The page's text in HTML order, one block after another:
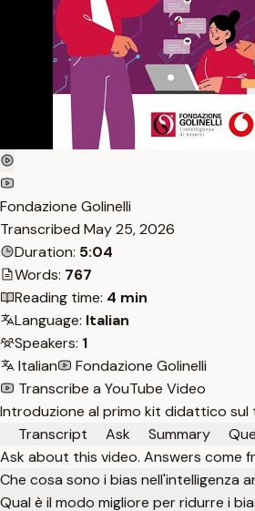
Fondazione Golinelli
Transcribed May 25, 2026
Duration: 5:04
Words: 767
Reading time: 4 min
Language: Italian
Speakers: 1
Italian
Fondazione Golinelli
Transcribe a YouTube Video
Introduzione al primo kit didattico sul
Transcript
Ask Summary
Ask about this video. Answers come
Che cosa sono i bias nell'intelligenza
Qual è il modo migliore per ridurre i